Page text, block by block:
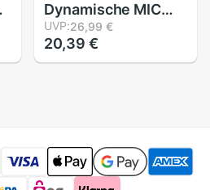
Dynamische MIC
Patrone Kapsel DIY
für Verdrahtete
Drahtlose Mikrofon
UVP:26,99 €
20,39 €